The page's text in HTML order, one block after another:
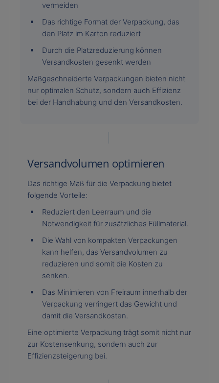
vermeiden
Das richtige Format der Verpackung, das
den Platz im Karton reduziert
Durch die Platzreduzierung können
Versandkosten gesenkt werden
Maßgeschneiderte Verpackungen bieten nicht
nur optimalen Schutz, sondern auch Effizienz
bei der Handhabung und den Versandkosten.
Versandvolumen optimieren
Das richtige Maß für die Verpackung bietet
folgende Vorteile:
Reduziert den Leerraum und die
Notwendigkeit für zusätzliches Füllmaterial.
Die Wahl von kompakten Verpackungen
kann helfen, das Versandvolumen zu
reduzieren und somit die Kosten zu
senken.
Das Minimieren von Freiraum innerhalb der
Verpackung verringert das Gewicht und
damit die Versandkosten.
Eine optimierte Verpackung trägt somit nicht nur
zur Kostensenkung, sondern auch zur
Effizienzsteigerung bei.